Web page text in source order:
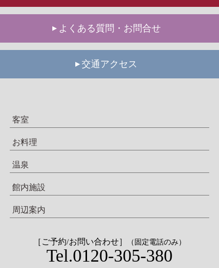
よくある質問・お問合せ
交通アクセス
客室
お料理
温泉
館内施設
周辺案内
［ご予約/お問い合わせ］ （固定電話のみ）
Tel.0120-305-380